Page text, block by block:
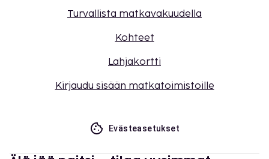
Turvallista matkavakuudella
Kohteet
Lahjakortti
Kirjaudu sisään matkatoimistoille
Evästeasetukset